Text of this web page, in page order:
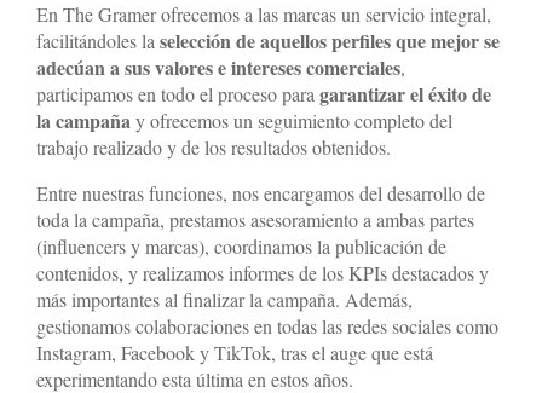
En The Gramer ofrecemos a las marcas un servicio integral,
facilitándoles la selección de aquellos perfiles que mejor se
adecúan a sus valores e intereses comerciales,
participamos en todo el proceso para garantizar el éxito de
la campañay ofrecemos un seguimiento completo del
trabajo realizado y de los resultados obtenidos.
Entre nuestras funciones, nos encargamos del desarrollo de
toda la campaña, prestamos asesoramiento a ambas partes
(influencers y marcas), coordinamos la publicación de
contenidos, y realizamos informes de los KPIs destacados y
más importantes al finalizar la campaña. Además,
gestionamos colaboraciones en todas las redes sociales como
Instagram, Facebook y TikTok, tras el auge que está
experimentando esta última en estos años.